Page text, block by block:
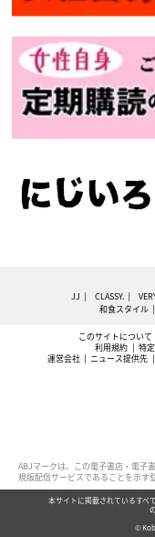
JJ CLASSY.
和食スタイル
このサイトについて
利用規約
特
運営会社
ニュース提供先
ABJマークは、この電子書店・電子
規版配信サービスであることを示す
本サイトに掲載されているすべ
©